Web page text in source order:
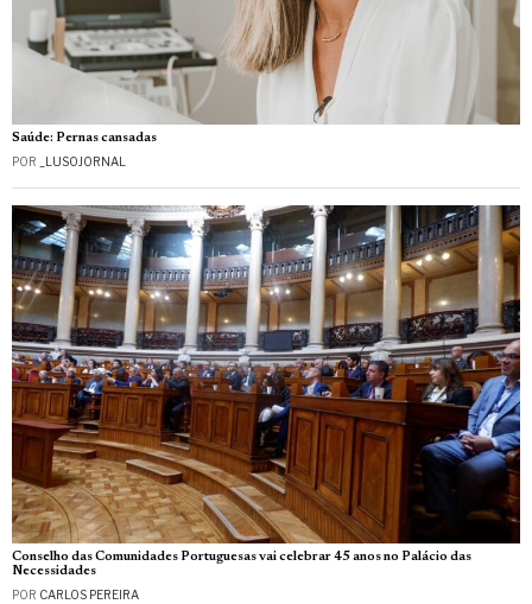
Saúde: Pernas cansadas
POR _LUSOJORNAL
Conselho das Comunidades Portuguesas vai celebrar 45 anos no Palácio das
Necessidades
POR CARLOS PEREIRA